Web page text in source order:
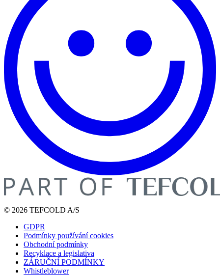
© 2026 TEFCOLD A/S
GDPR
Podmínky používání cookies
Obchodní podmínky
Recyklace a legislativa
ZÁRUČNÍ PODMÍNKY
Whistleblower